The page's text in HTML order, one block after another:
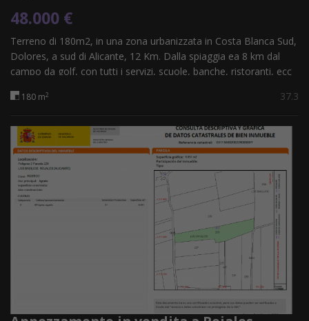
48.000 €
Terreno di 180m2, in una zona urbanizzata in Costa Blanca Sud,
Dolores, a sud di Alicante, 12 Km. Dalla spiaggia ea 8 km dal
campo da golf, con tutti i servizi, scuole, banche, ristoranti, ecc
180 m2 37.3